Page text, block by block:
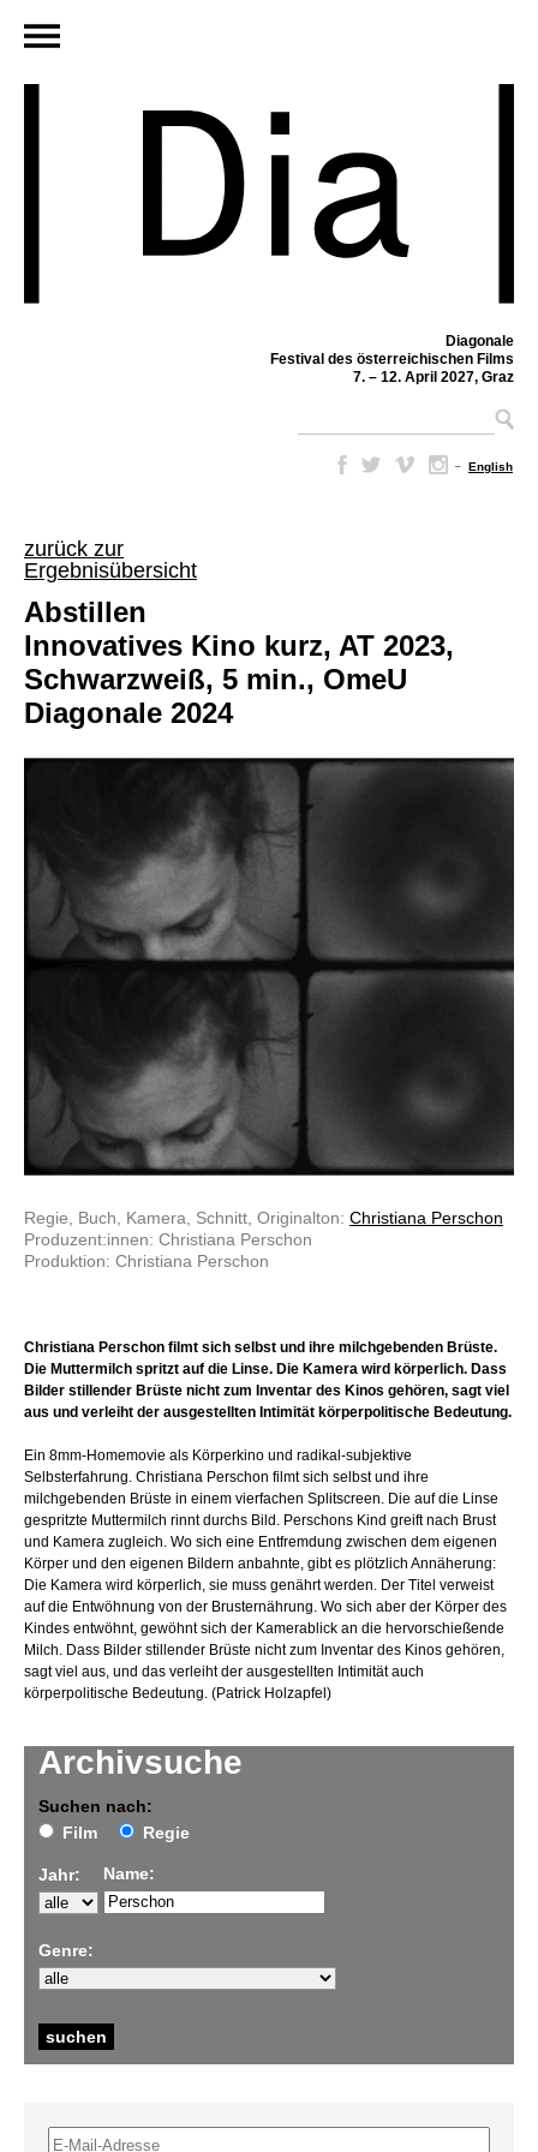
Diagonale
Festival des österreichischen Films
7. – 12. April 2027, Graz
– English
zurück zur
Ergebnisübersicht
Archivsuche
Suchen nach:
Film
Regie
Jahr: Name:
Genre:
Abstillen
Innovatives Kino kurz, AT 2023,
Schwarzweiß, 5 min., OmeU
Diagonale 2024
Regie, Buch, Kamera, Schnitt, Originalton: Christiana Perschon
Produzent:innen: Christiana Perschon
Produktion: Christiana Perschon
Christiana Perschon filmt sich selbst und ihre milchgebenden Brüste.
Die Muttermilch spritzt auf die Linse. Die Kamera wird körperlich. Dass
Bilder stillender Brüste nicht zum Inventar des Kinos gehören, sagt viel
aus und verleiht der ausgestellten Intimität körperpolitische Bedeutung.
Ein 8mm-Homemovie als Körperkino und radikal-subjektive
Selbsterfahrung. Christiana Perschon filmt sich selbst und ihre
milchgebenden Brüste in einem vierfachen Splitscreen. Die auf die Linse
gespritzte Muttermilch rinnt durchs Bild. Perschons Kind greift nach Brust
und Kamera zugleich. Wo sich eine Entfremdung zwischen dem eigenen
Körper und den eigenen Bildern anbahnte, gibt es plötzlich Annäherung:
Die Kamera wird körperlich, sie muss genährt werden. Der Titel verweist
auf die Entwöhnung von der Brusternährung. Wo sich aber der Körper des
Kindes entwöhnt, gewöhnt sich der Kamerablick an die hervorschießende
Milch. Dass Bilder stillender Brüste nicht zum Inventar des Kinos gehören,
sagt viel aus, und das verleiht der ausgestellten Intimität auch
körperpolitische Bedeutung. (Patrick Holzapfel)